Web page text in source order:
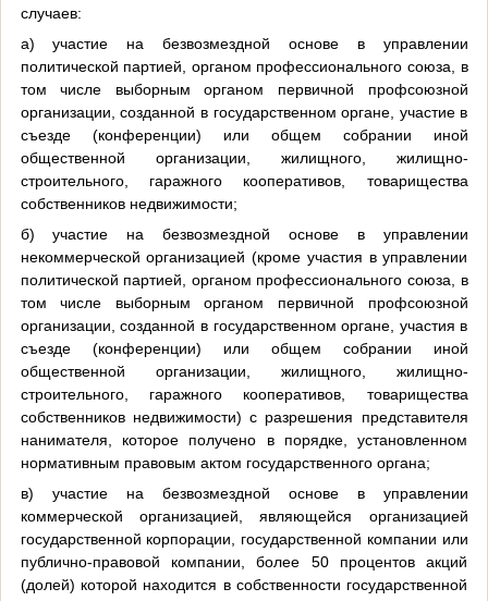
случаев:
а) участие на безвозмездной основе в управлении
политической партией, органом профессионального союза, в
том числе выборным органом первичной профсоюзной
организации, созданной в государственном органе, участие в
съезде (конференции) или общем собрании иной
общественной организации, жилищного, жилищно-
строительного, гаражного кооперативов, товарищества
собственников недвижимости;
б) участие на безвозмездной основе в управлении
некоммерческой организацией (кроме участия в управлении
политической партией, органом профессионального союза, в
том числе выборным органом первичной профсоюзной
организации, созданной в государственном органе, участия в
съезде (конференции) или общем собрании иной
общественной организации, жилищного, жилищно-
строительного, гаражного кооперативов, товарищества
собственников недвижимости) с разрешения представителя
нанимателя, которое получено в порядке, установленном
нормативным правовым актом государственного органа;
в) участие на безвозмездной основе в управлении
коммерческой организацией, являющейся организацией
государственной корпорации, государственной компании или
публично-правовой компании, более 50 процентов акций
(долей) которой находится в собственности государственной